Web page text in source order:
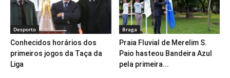
Desporto
Conhecidos horários dos
primeiros jogos da Taça da
Liga
Braga
Praia Fluvial de Merelim S.
Paio hasteou Bandeira Azul
pela primeira...